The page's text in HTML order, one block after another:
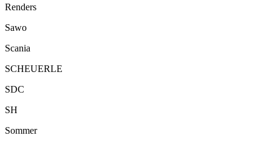
Renders
Sawo
Scania
SCHEUERLE
SDC
SH
Sommer